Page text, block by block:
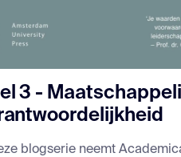
3 -
blogserie neemt